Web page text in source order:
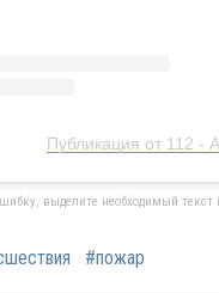
Публикация от 112 -
выделите необходимый
#пожар